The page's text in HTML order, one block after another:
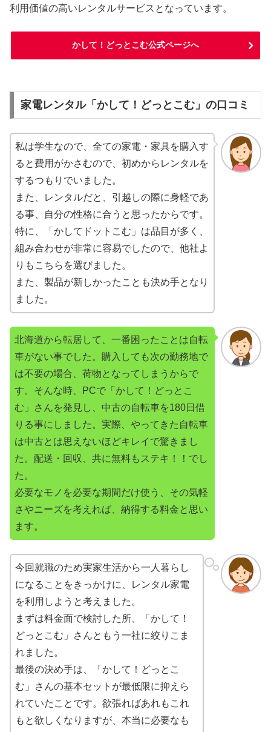
利用価値の高いレンタルサービスとなっています。
かして！どっとこむ公式ページへ
家電レンタル「かして！どっとこむ」の口コミ
私は学生なので、全ての家電・家具を購入す
ると費用がかさむので、初めからレンタルを
するつもりでいました。
また、レンタルだと、引越しの際に身軽であ
る事、自分の性格に合うと思ったからです。
特に、「かしてドットこむ」は品目が多く、
組み合わせが非常に容易でしたので、他社よ
りもこちらを選びました。
また、製品が新しかったことも決め手となり
ました。
北海道から転居して、一番困ったことは自転
車がない事でした。購入しても次の勤務地で
は不要の場合、荷物となってしまうからで
す。そんな時、PCで「かして！どっとこ
む」さんを発見し、中古の自転車を180日借
りる事にしました。実際、やってきた自転車
は中古とは思えないほどキレイで驚きまし
た。配送・回収、共に無料もステキ！！でし
た。
必要なモノを必要な期間だけ使う、その気軽
さやニーズを考えれば、納得する料金と思い
ます。
今回就職のため実家生活から一人暮らし
になることをきっかけに、レンタル家電
を利用しようと考えました。
まずは料金面で検討した所、「かして！
どっとこむ」さんともう一社に絞りこま
れました。
最後の決め手は、「かして！どっとこ
む」さんの基本セットが最低限に抑えら
れていたことです。欲張ればあれもこれ
もと欲しくなりますが、本当に必要なも